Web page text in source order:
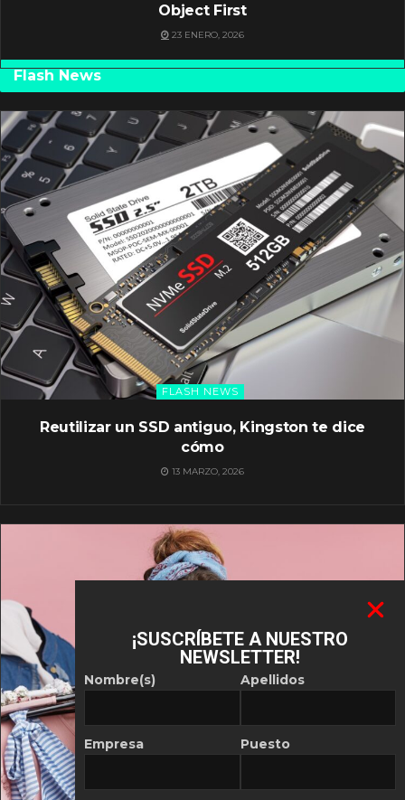
Object First
23 ENERO, 2026
Flash News
FLASH NEWS
Reutilizar un SSD antiguo, Kingston te dice
cómo
13 MARZO, 2026
¡SUSCRÍBETE A NUESTRO
NEWSLETTER!
Nombre(s)
Empresa
Apellidos
Puesto